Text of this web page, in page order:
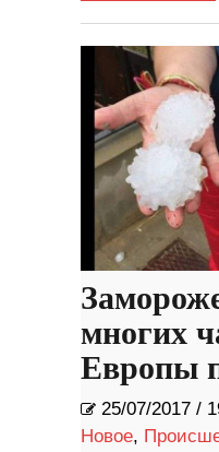
многих
Европы
25/07/2017 /
Новое,